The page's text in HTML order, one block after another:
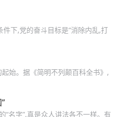
下,党的奋斗目标是“消除内乱,打
始。据《简明不列颠百科全书》,
名字”,真是众人讲法各不一样。有